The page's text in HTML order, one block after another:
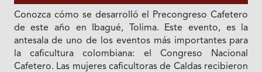
Conozca cómo se desarrolló el Precongreso Cafetero
de este año en Ibagué, Tolima. Este evento, es la
antesala de uno de los eventos más importantes para
la caficultura colombiana: el Congreso Nacional
Cafetero. Las mujeres caficultoras de Caldas recibieron